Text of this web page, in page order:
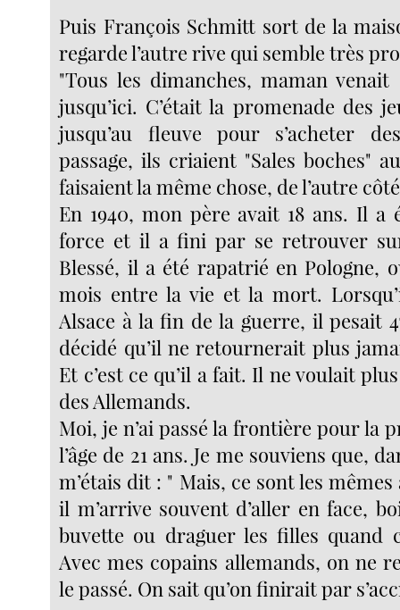
Puis François Schmitt sort de la
regarde l’autre rive qui semble très
"Tous les dimanches, maman
jusqu’ici. C’était la promenade des
jusqu’au fleuve pour s’acheter
passage, ils criaient "Sales boches"
faisaient la même chose, de l’autre
En 1940, mon père avait 18 ans. Il a
force et il a fini par se retrouver
Blessé, il a été rapatrié en Pologne,
mois entre la vie et la mort.
Alsace à la fin de la guerre, il pesait
décidé qu’il ne retournerait plus
Et c’est ce qu’il a fait. Il ne voulait
des Allemands.
Moi, je n’ai passé la frontière pour la
l’âge de 21 ans. Je me souviens que,
m’étais dit : " Mais, ce sont les
il m’arrive souvent d’aller en face,
buvette ou draguer les filles quand
Avec mes copains allemands, on ne
le passé. On sait qu’on finirait par